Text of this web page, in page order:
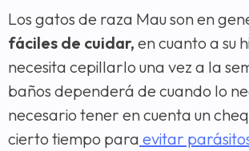
Los gatos de raza Mau son en
fáciles de cuidar, en cuanto a su
necesita cepillarlo una vez a la
baños dependerá de cuando lo
necesario tener en cuenta un
cierto tiempo para evitar